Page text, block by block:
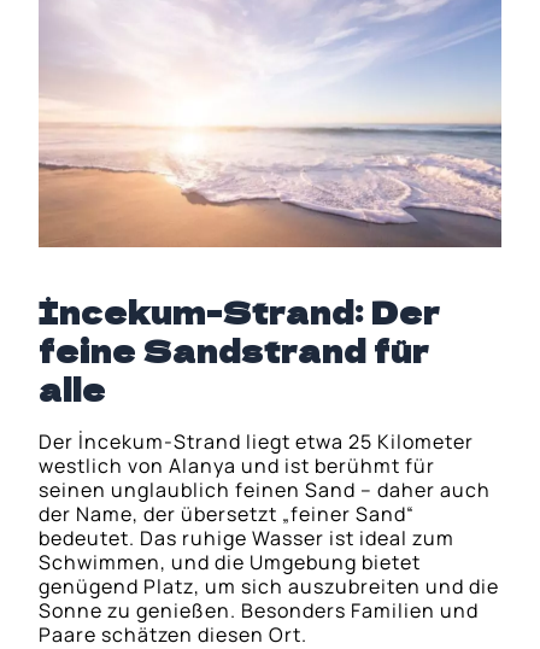
İncekum-Strand: Der
feine Sandstrand für
alle
Der İncekum-Strand liegt etwa 25 Kilometer
westlich von Alanya und ist berühmt für
seinen unglaublich feinen Sand – daher auch
der Name, der übersetzt „feiner Sand“
bedeutet. Das ruhige Wasser ist ideal zum
Schwimmen, und die Umgebung bietet
genügend Platz, um sich auszubreiten und die
Sonne zu genießen. Besonders Familien und
Paare schätzen diesen Ort.